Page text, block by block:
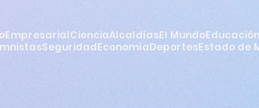
EmpresarialCienciaAlcaldíasEl MundoEducación
SeguridadEconomíaDeportesEstado de